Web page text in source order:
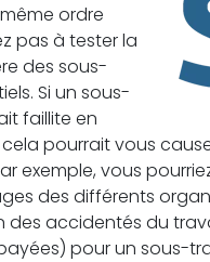
ordre
pas à tester la
des sous-
Si un sous-
faillite en
pourrait vous
exemple, vous
des différents
des accidentés du
pour un sous-